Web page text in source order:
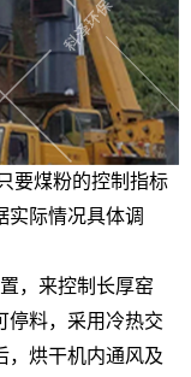
要煤粉的控制指标
实际情况具体调
，来控制长厚窑
停料，采用冷热交
，烘干机内通风及